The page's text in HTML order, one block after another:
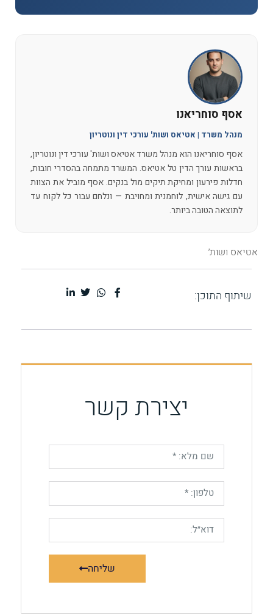
אסף סוחריאנו
מנהל משרד | אטיאס ושות' עורכי דין ונוטריון
אסף סוחריאנו הוא מנהל משרד אטיאס ושות' עורכי דין ונוטריון,
בראשות עורך הדין טל אטיאס. המשרד מתמחה בהסדרי חובות,
חדלות פירעון ומחיקת תיקים מול בנקים. אסף מוביל את הצוות
עם גישה אישית, לוחמנית ומחויבת — ונלחם עבור כל לקוח עד
לתוצאה הטובה ביותר.
אטיאס ושות׳
שיתוף התוכן:
יצירת קשר
שליחה